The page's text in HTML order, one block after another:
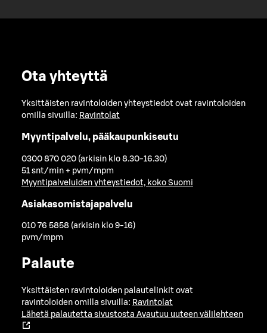
Ota yhteyttä
Yksittäisten ravintoloiden yhteystiedot ovat ravintoloiden
omilla sivuilla: Ravintolat
Myyntipalvelu, pääkaupunkiseutu
0300 870 020 (arkisin klo 8.30-16.30)
51 snt/min + pvm/mpm
Myyntipalveluiden yhteystiedot, koko Suomi
Asiakasomistajapalvelu
010 76 5858 (arkisin klo 9-16)
pvm/mpm
Palaute
Yksittäisten ravintoloiden palautelinkit ovat
ravintoloiden omilla sivuilla: Ravintolat
Lähetä palautetta sivustosta Avautuu uuteen välilehteen